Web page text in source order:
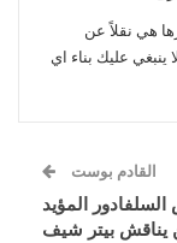
هي نقلاً عن
ينبغي عليك بناء اي
القادم بوست
المؤيد
يناقش بيتر شيف